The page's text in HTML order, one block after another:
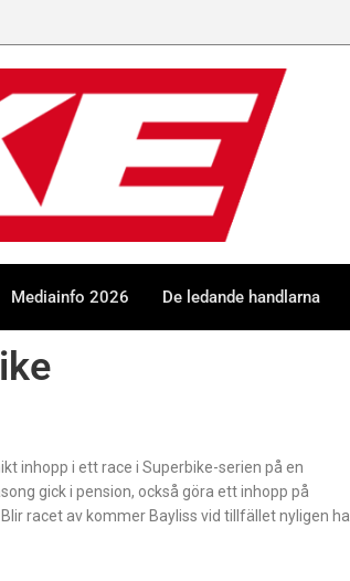
Mediainfo 2026 De ledande handlarna
inhopp i ett race i Superbike-serien på en
gick i pension, också göra ett inhopp på
racet av kommer Bayliss vid tillfället nyligen ha